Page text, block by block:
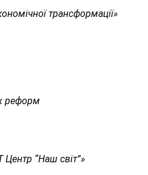
трансформації»
реформ
“Наш світ”»